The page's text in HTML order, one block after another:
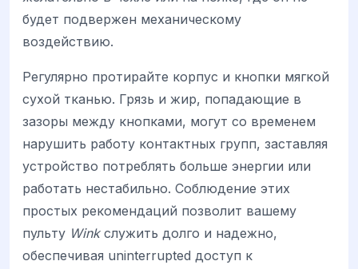
будет подвержен механическому
воздействию.
Регулярно протирайте корпус и кнопки мягкой
сухой тканью. Грязь и жир, попадающие в
зазоры между кнопками, могут со временем
нарушить работу контактных групп, заставляя
устройство потреблять больше энергии или
работать нестабильно. Соблюдение этих
простых рекомендаций позволит вашему
пульту Winkслужить долго и надежно,
обеспечивая uninterrupted доступ к